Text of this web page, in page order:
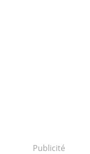
Publicité